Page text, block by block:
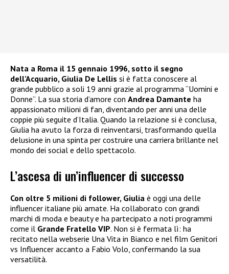
Nata a Roma il 15 gennaio 1996, sotto il segno
dell’Acquario, Giulia De Lellis si è fatta conoscere al
grande pubblico a soli 19 anni grazie al programma “Uomini e
Donne”. La sua storia d’amore con Andrea Damante ha
appassionato milioni di fan, diventando per anni una delle
coppie più seguite d’Italia. Quando la relazione si è conclusa,
Giulia ha avuto la forza di reinventarsi, trasformando quella
delusione in una spinta per costruire una carriera brillante nel
mondo dei social e dello spettacolo.
L’ascesa di un’influencer di successo
Con oltre 5 milioni di follower, Giulia è oggi una delle
influencer italiane più amate. Ha collaborato con grandi
marchi di moda e beauty e ha partecipato a noti programmi
come il Grande Fratello VIP. Non si è fermata lì: ha
recitato nella webserie Una Vita in Bianco e nel film Genitori
vs Influencer accanto a Fabio Volo, confermando la sua
versatilità.